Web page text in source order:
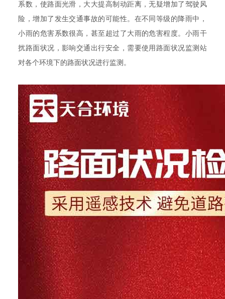
系数，使路面光滑，大大提高制动距离，无疑增加了驾驶风
险，增加了发生交通事故的可能性。在不同等级的降雨中，
小雨的危害系数很高，甚至超过了大雨的危害程度。小雨干
扰路面状况，影响交通出行安全，需要使用路面状况监测站
对各个环境下的路面状况进行监测。